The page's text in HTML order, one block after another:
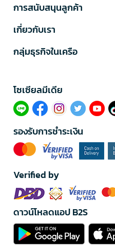
การสนับสนุนลูกค้า
เกี่ยวกับเรา
กลุ่มธุรกิจในเครือ
โซเซียลมีเดีย​
รองรับการชำระเงิน
Verified by
ดาวน์โหลดแอป B2S